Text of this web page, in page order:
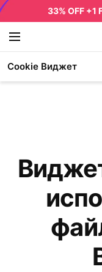
33% OFF +1
Cookie Виджет